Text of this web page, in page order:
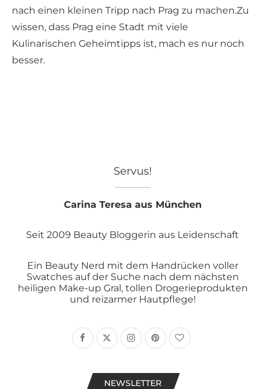
nach einen kleinen Tripp nach Prag zu machen.Zu
wissen, dass Prag eine Stadt mit viele
Kulinarischen Geheimtipps ist, mach es nur noch
besser.
Servus!
Carina Teresa aus München
Seit 2009 Beauty Bloggerin aus Leidenschaft
Ein Beauty Nerd mit dem Handrücken voller
Swatches auf der Suche nach dem nächsten
heiligen Make-up Gral, tollen Drogerieprodukten
und reizarmer Hautpflege!
NEWSLETTER